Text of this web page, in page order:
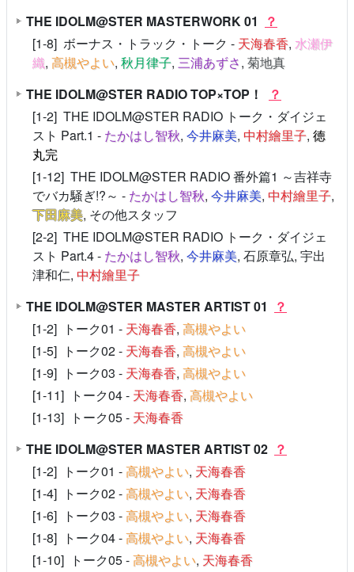
THE IDOLM@STER MASTERWORK 01
？
[1-8] ボーナス・トラック・トーク - 天海春香, 水瀬伊
織, 高槻やよい, 秋月律子, 三浦あずさ, 菊地真
THE IDOLM@STER RADIO TOP×TOP！
？
[1-2] THE IDOLM@STER RADIO トーク・ダイジェ
スト Part.1 - たかはし智秋, 今井麻美, 中村繪里子, 徳
丸完
[1-12] THE IDOLM@STER RADIO 番外篇1 ～吉祥寺
でバカ騒ぎ!?～ - たかはし智秋, 今井麻美, 中村繪里子,
下田麻美, その他スタッフ
[2-2] THE IDOLM@STER RADIO トーク・ダイジェ
スト Part.4 - たかはし智秋, 今井麻美, 石原章弘, 宇出
津和仁, 中村繪里子
THE IDOLM@STER MASTER ARTIST 01
？
[1-2] トーク01 - 天海春香, 高槻やよい
[1-5] トーク02 - 天海春香, 高槻やよい
[1-9] トーク03 - 天海春香, 高槻やよい
[1-11] トーク04 - 天海春香, 高槻やよい
[1-13] トーク05 - 天海春香
THE IDOLM@STER MASTER ARTIST 02 ？
[1-2] トーク01 -高槻やよい, 天海春香
[1-4] トーク02 -高槻やよい, 天海春香
[1-6] トーク03 -高槻やよい, 天海春香
[1-8] トーク04 -高槻やよい, 天海春香
[1-10] トーク05 -高槻やよい, 天海春香